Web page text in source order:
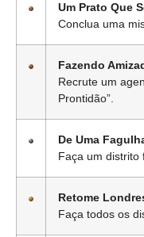
Um Prato Que
Conclua uma
Fazendo
Recrute um
Prontidão”.
De Uma
Faça um distrito
Retome
Faça todos os